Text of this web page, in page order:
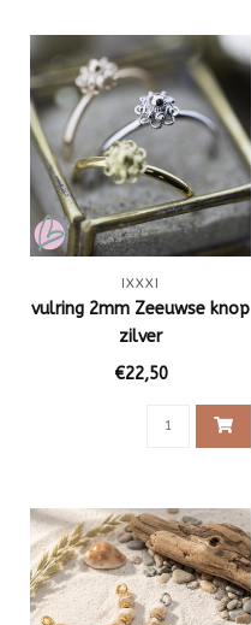
IXXXI
vulring 2mm Zeeuwse knop
zilver
€22,50